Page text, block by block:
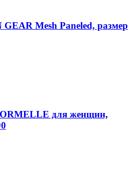
Mesh Paneled, размер
для женщин,